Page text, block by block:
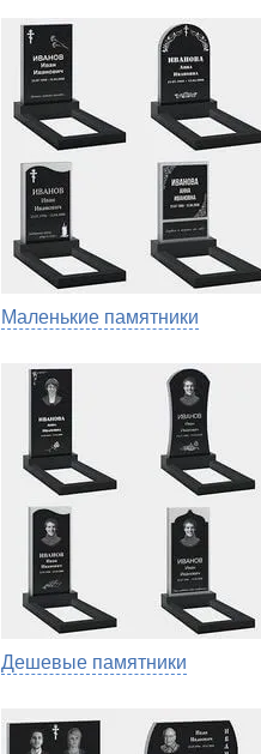
Маленькие памятники
Дешевые памятники